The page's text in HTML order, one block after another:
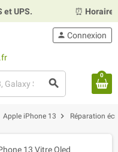
Horaires :Mardi,
search
person Connexion
0
Apple iPhone 13 chevron_right Réparation